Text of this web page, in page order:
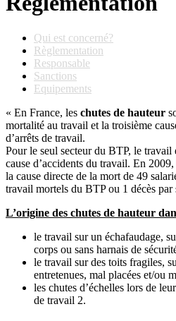
Qui est concerné?
Règlementation
Responsable
Sanctions
Equipements
« En France, les chutes de hauteur
mortalité au travail et la troisième
d’arrêts de travail.
Pour le seul secteur du BTP, le travail
cause d’accidents du travail. En
la cause directe de la mort de 49
travail mortels du BTP ou 1 décès par
L’origine des chutes de hauteur
le travail sur un échafaudage,
corps ou sans harnais de
le travail sur des toits fragiles,
entretenues, mal placées et/ou
les chutes d’échelles lors de
de travail 2.